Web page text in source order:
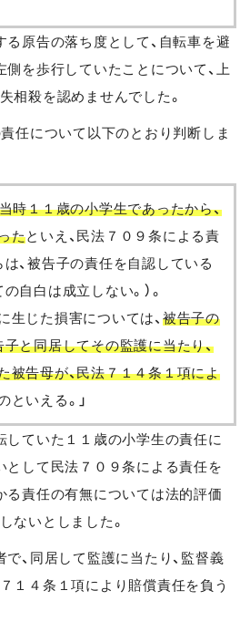
る原告の落ち度として、自転車を避
側を歩行していたことについて、上
相殺を認めませんでした。
責任について以下のとおり判断しま
時１１歳の小学生であったから、
たといえ、民法７０９条による責
、被告子の責任を自認している
自白は成立しない。）。
生じた損害については、 被告子の
子と同居してその監護に当たり、
被告母が、民法７１４条１項によ
といえる。」
していた１１歳の小学生の責任に
として民法７０９条による責任を
る責任の有無については法的評価
ないとしました。
で、同居して監護に当たり、監督義
１４条１項により賠償責任を負う